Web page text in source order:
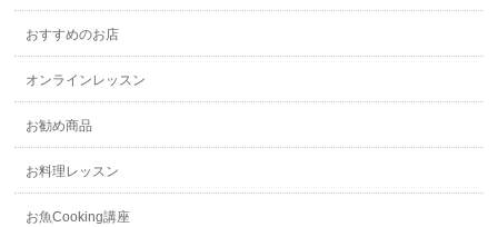
おすすめのお店
オンラインレッスン
お勧め商品
お料理レッスン
お魚Cooking講座